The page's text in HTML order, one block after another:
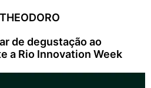
de degustação ao
a Rio Innovation Week